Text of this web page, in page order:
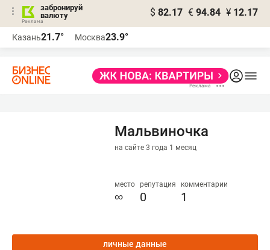
забронируй
валюту
$ 82.17 € 94.84 ¥ 12.17
Казань21.7° Москва23.9°
Мальвиночка
на сайте 3 года 1 месяц
место
∞
репутация
0
комментарии
1
личные данные